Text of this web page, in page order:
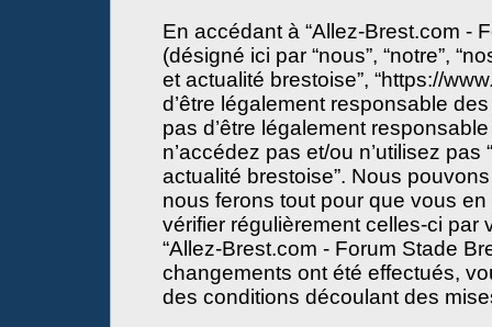
En accédant à “Allez-Brest.com -
(désigné ici par “nous”, “notre”,
et actualité brestoise”, “https://
d’être légalement responsable
pas d’être légalement
n’accédez pas et/ou n’utilisez
actualité brestoise”. Nous
nous ferons tout pour que vous
vérifier régulièrement celles-ci par
“Allez-Brest.com - Forum Stade
changements ont été effectués,
des conditions découlant des